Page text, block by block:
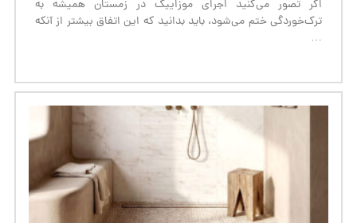
آیا می‌توان روی موزاییک قدیمی مستقیم موزاییک
آیا می‌توان روی موزاییک قدیمی مستقیم موزاییک جدید نصب
کرد؟ در این مقاله شرایط اجرا، مراحل آماده‌سازی، مشکلات